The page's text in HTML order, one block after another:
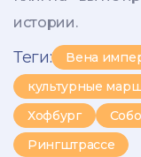
истории.
Теги:
Вена
культурные
Хофбург
Рингштрассе